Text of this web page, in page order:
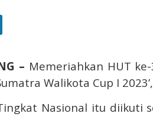
– Memeriahkan HUT
Walikota Cup I
Nasional itu diikuti